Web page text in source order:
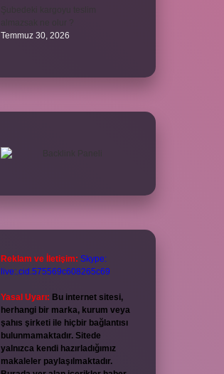
Temmuz 30, 2026
Reklam ve İletişim: Skype:
live:.cid.575569c608265c69
Yasal Uyarı: Bu internet sitesi,
herhangi bir marka, kurum veya
şahıs şirketi ile hiçbir bağlantısı
bulunmamaktadır. Sitede
yalnızca kendi hazırladığımız
makaleler paylaşılmaktadır.